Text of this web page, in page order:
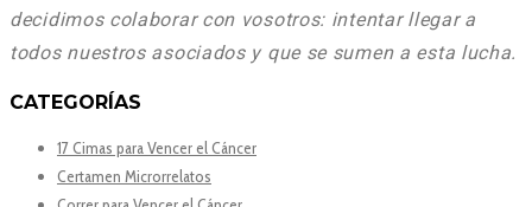
decidimos colaborar con vosotros: intentar llegar a
todos nuestros asociados y que se sumen a esta lucha.
CATEGORÍAS
17 Cimas para Vencer el Cáncer
Certamen Microrrelatos